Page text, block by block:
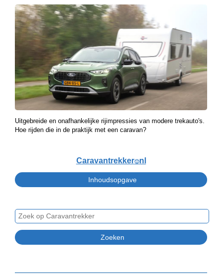
Uitgebreide en onafhankelijke rijimpressies van modere trekauto's.
Hoe rijden die in de praktijk met een caravan?
Caravantrekker🙂nl